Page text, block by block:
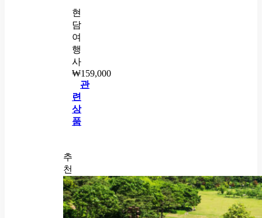
현
담
여
행
사
₩159,000
관
련
상
품